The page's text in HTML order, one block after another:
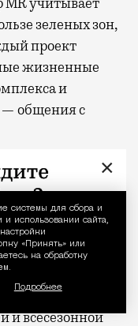
системы для сбора и
использовании сайта,
«Принять» или
на обработку
Подробнее
учитывает
зеленых зон,
проект
жизненные
и
— общения с
смотровая
а во дворе —
для общения и
можно
В жилом
лобби с
и всесезонной
×